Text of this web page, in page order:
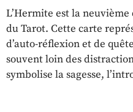
L’Hermite est la
du Tarot. Cette carte
d’auto-réflexion et de
souvent loin des
symbolise la sagesse,